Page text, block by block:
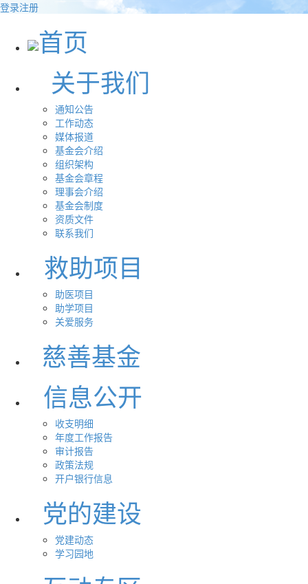
登录注册
首页
关于我们
通知公告
工作动态
媒体报道
基金会介绍
组织架构
基金会章程
理事会介绍
基金会制度
资质文件
联系我们
救助项目
助医项目
助学项目
关爱服务
慈善基金
信息公开
收支明细
年度工作报告
审计报告
政策法规
开户银行信息
党的建设
党建动态
学习园地